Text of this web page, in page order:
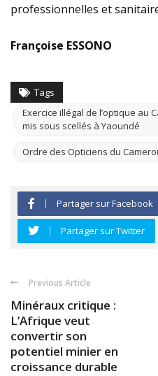
professionnelles et
Françoise ESSONO
Tags
Exercice illégal de l’optique au
mis sous scellés à Yaoundé
Ordre des Opticiens du
Partager sur Facebook
Partager sur Twitter
Previous Article
Minéraux critique :
L’Afrique veut
convertir son
potentiel minier en
croissance durable